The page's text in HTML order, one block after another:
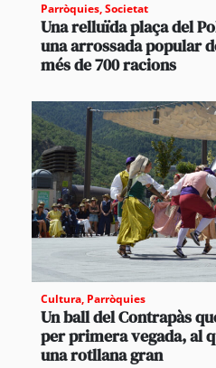
Parròquies,Societat
Una relluïda plaça del
una arrossada popular
més de 700 racions
Cultura, Parròquies
Un ball del Contrapàs
per primera vegada, al
una rotllana gran